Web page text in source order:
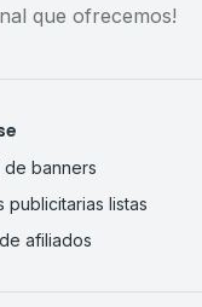
que ofrecemos!
banners
publicitarias listas
afiliados